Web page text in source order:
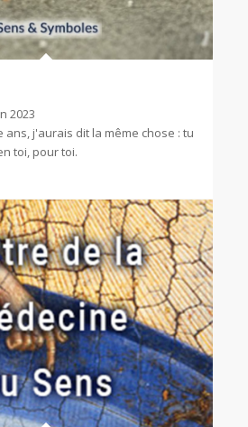
2023
ans, j'aurais dit la même chose : tu
toi, pour toi.